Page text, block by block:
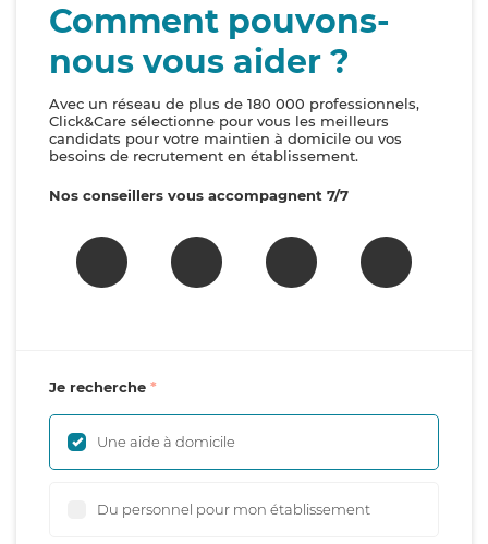
Comment pouvons-
nous vous aider ?
Avec un réseau de plus de 180 000 professionnels,
Click&Care sélectionne pour vous les meilleurs
candidats pour votre maintien à domicile ou vos
besoins de recrutement en établissement.
Nos conseillers vous accompagnent 7/7
Je recherche
Une aide à domicile
Du personnel pour mon établissement